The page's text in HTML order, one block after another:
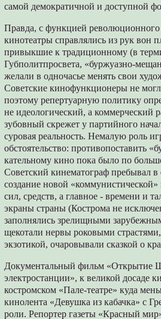
самой демократичной и доступной
Правда, с функцией
кинотеатры справлялись из рук вон
привыкшие к тра­диционному (в
Губполитпросвета, «буржуазно-
желали в одночасье менять свои
Советские кинофункционеры не
поэтому репертуар­ную политику
не идеологический, а коммерческий
зубовный скрежет у партийного
суровая реальность. Немалую роль
обстоятельст­во: противопоставить
кательному кино пока было по
Советский кинематограф пребывал в
создание новой «ком­мунистической»
сил, средств, а главное - времени и
экраны страны (Кострома не
заполнялись зрелищными
щекотали нервы роковыми
экзотикой, очаровывали сказкой о
Документальный фильм «Открытие
электростанции», к великой досаде
костромском «Пале-театре» куда
кинолента «Девушка из кабачка» с
роли. Репортер газеты «Красный